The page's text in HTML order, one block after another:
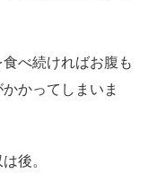
べ続ければお腹も
かってしまいま
後。